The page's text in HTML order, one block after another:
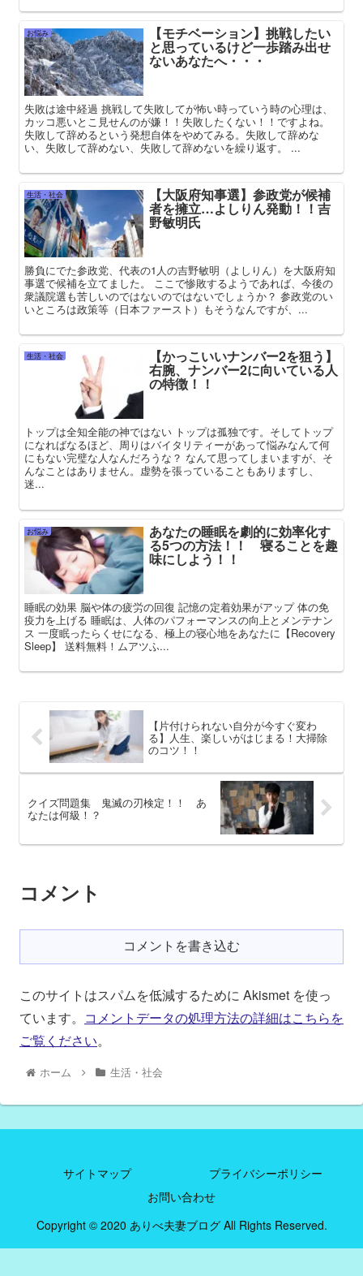
お悩み 【モチベーション】挑戦したい
と思っているけど一歩踏み出せ
ないあなたへ・・・
失敗は途中経過 挑戦して失敗してが怖い時っていう時の心理は、
カッコ悪いとこ見せんのが嫌！！失敗したくない！！ですよね。
失敗して辞めるという発想自体をやめてみる。失敗して辞めな
い、失敗して辞めない、失敗して辞めないを繰り返す。 ...
生活・社会 【大阪府知事選】参政党が候補
者を擁立…よしりん発動！！吉
野敏明氏
勝負にでた参政党、代表の1人の吉野敏明（よしりん）を大阪府知
事選で候補を立てました。 ここで惨敗するようであれば、今後の
衆議院選も苦しいのではないのではないでしょうか？ 参政党のい
いところは政策等（日本ファースト）もそうなんですが、...
生活・社会 【かっこいいナンバー2を狙う】
右腕、ナンバー2に向いている人
の特徴！！
トップは全知全能の神ではない トップは孤独です。そしてトップ
になればなるほど、周りはバイタリティーがあって悩みなんて何
にもない完璧な人なんだろうな？ なんて思ってしまいますが、そ
んなことはありません。虚勢を張っていることもありますし、
迷...
お悩み あなたの睡眠を劇的に効率化す
る5つの方法！！ 寝ることを趣
味にしよう！！
睡眠の効果 脳や体の疲労の回復 記憶の定着効果がアップ 体の免
疫力を上げる 睡眠は、人体のパフォーマンスの向上とメンテナン
ス 一度眠ったらくせになる、極上の寝心地をあなたに【Recovery
Sleep】 送料無料！ムアツふ...
【片付けられない自分が今すぐ変わ
る】人生、楽しいがはじまる！大掃除
のコツ！！
クイズ問題集 鬼滅の刃検定！！ あ
なたは何級！？
コメント
コメントを書き込む
このサイトはスパムを低減するために Akismet を使っ
ています。 コメントデータの処理方法の詳細はこちらを
ご覧ください。
ホーム 生活・社会
サイトマップ
プライバシーポリシー
お問い合わせ
Copyright © 2020 ありべ夫妻ブログ All Rights Reserved.